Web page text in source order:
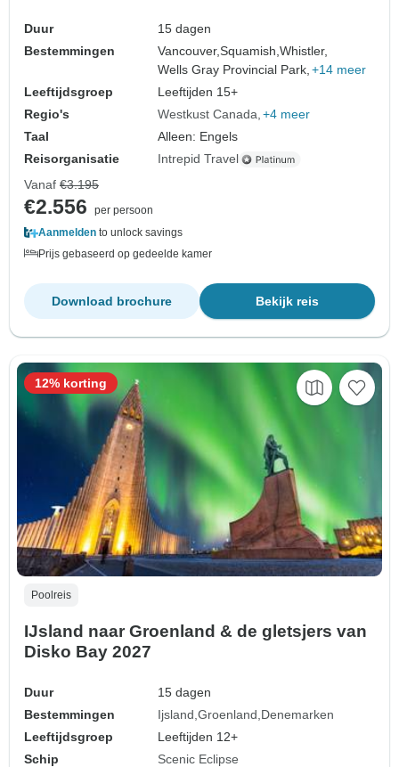
Duur
15 dagen
Bestemmingen
Vancouver,Squamish,Whistler,
Wells Gray Provincial Park, +14 meer
Leeftijdsgroep
Leeftijden 15+
Regio's
Westkust Canada +4 meer
Taal
Alleen: Engels
Reisorganisatie
Intrepid Travel
Vanaf €3.195
€2.556
per persoon
Aanmelden to unlock savings
Prijs gebaseerd op gedeelde kamer
Bekijk reis
Download brochure
Poolreis
IJsland naar Groenland & de gletsjers van
Disko Bay 2027
Duur
15 dagen
Bestemmingen
Ijsland Groenland Denemarken
Leeftijdsgroep
Leeftijden 12+
Schip
Scenic Eclipse
12% korting